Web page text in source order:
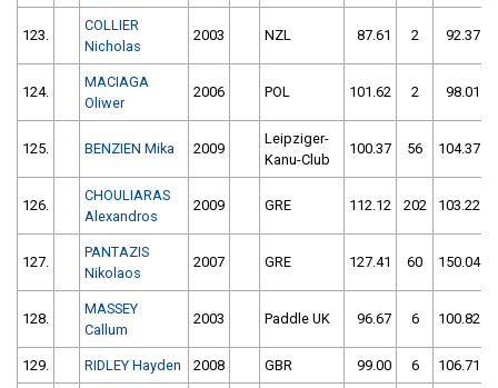
123.
COLLIER
Nicholas
2003 NZL 87.61 2 92.37
124.
MACIAGA
Oliwer
2006 POL 101.62 2 98.01
125. BENZIEN Mika 2009
Leipziger-
Kanu-Club
100.37 56 104.37
126.
CHOULIARAS
Alexandros
2009 GRE 112.12 202 103.22
127.
PANTAZIS
Nikolaos
2007 GRE 127.41 60 150.04
128.
MASSEY
Callum
2003 Paddle UK 96.67 6 100.82
129. RIDLEY Hayden 2008 GBR 99.00 6 106.71